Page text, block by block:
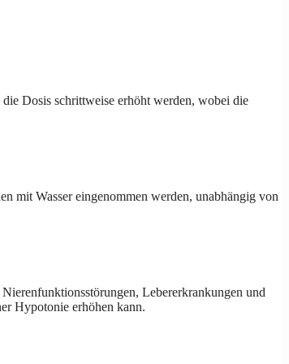
Dosis schrittweise erhöht werden, wobei die
mit Wasser eingenommen werden, unabhängig von
Lebererkrankungen und
Hypotonie erhöhen kann.